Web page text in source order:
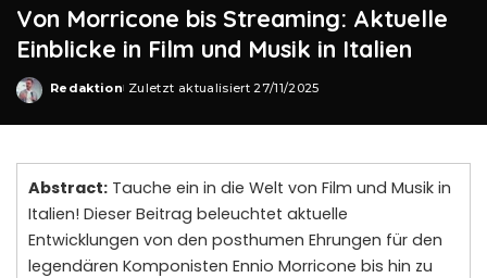
Von Morricone bis Streaming: Aktuelle
Einblicke in Film und Musik in Italien
Posted
Redaktion Zuletzt aktualisiert 27/11/2025
Abstract: Tauche ein in die Welt von Film und Musik in
Italien! Dieser Beitrag beleuchtet aktuelle
Entwicklungen von den posthumen Ehrungen für den
legendären Komponisten Ennio Morricone bis hin zu